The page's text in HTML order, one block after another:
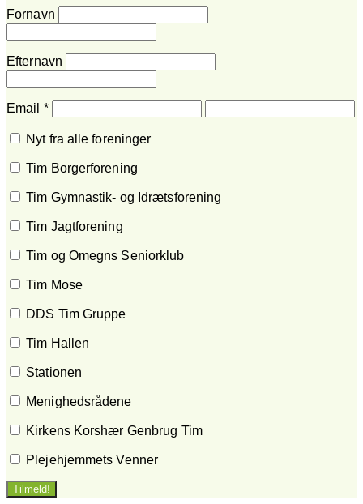
Fornavn
Efternavn
Email *
Nyt fra alle foreninger
Tim Borgerforening
Tim Gymnastik- og Idrætsforening
Tim Jagtforening
Tim og Omegns Seniorklub
Tim Mose
DDS Tim Gruppe
Tim Hallen
Stationen
Menighedsrådene
Kirkens Korshær Genbrug Tim
Plejehjemmets Venner